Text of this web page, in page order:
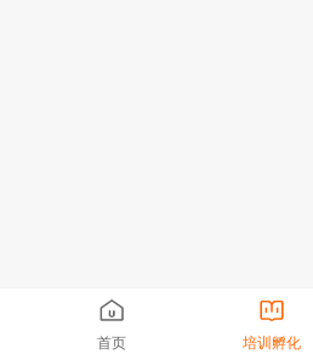
首页 培训孵化